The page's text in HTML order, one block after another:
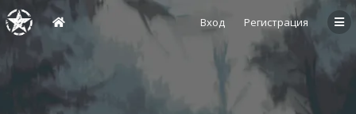
Вход Регистрация